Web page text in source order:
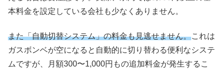
本料金を設定している会社も少なくありません。
また「自動切替システム」の料金も見逃せません。これは
ガスボンベが空になると自動的に切り替わる便利なシステ
ムですが、月額300〜1,000円もの追加料金が発生するこ